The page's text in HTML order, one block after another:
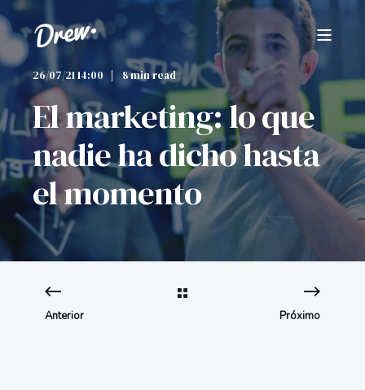
26/07/21 14:00 8 min read
El marketing: lo que
nadie ha dicho hasta
el momento
Anterior Próximo